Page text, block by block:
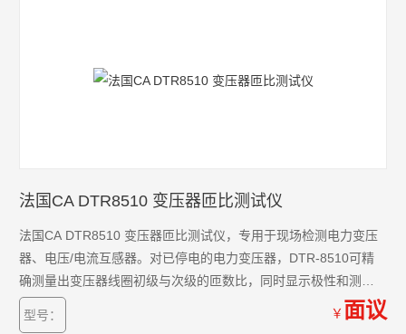
法国CA DTR8510 变压器匝比测试仪
法国CA DTR8510 变压器匝比测试仪，专用于现场检测电力变压
器、电压/电流互感器。对已停电的电力变压器，DTR-8510可精
确测量出变压器线圈初级与次级的匝数比，同时显示极性和测试
激励电流。DTR-8510采用强固外壳设计，适用合于各种工业现
场。
型号： ￥ 面议